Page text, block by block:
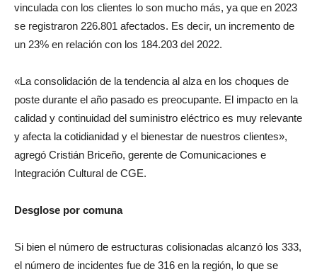
vinculada con los clientes lo son mucho más, ya que en 2023
se registraron 226.801 afectados. Es decir, un incremento de
un 23% en relación con los 184.203 del 2022.
«La consolidación de la tendencia al alza en los choques de
poste durante el año pasado es preocupante. El impacto en la
calidad y continuidad del suministro eléctrico es muy relevante
y afecta la cotidianidad y el bienestar de nuestros clientes»,
agregó Cristián Briceño, gerente de Comunicaciones e
Integración Cultural de CGE.
Desglose por comuna
Si bien el número de estructuras colisionadas alcanzó los 333,
el número de incidentes fue de 316 en la región, lo que se